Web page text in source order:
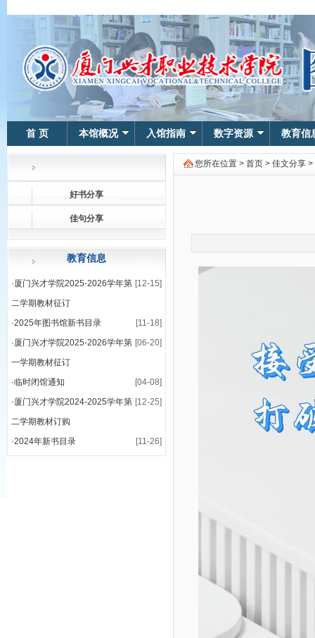
首 页 本馆概况 入馆指南 数字资源 教育信
好书分享
佳句分享
教育信息
[12-15]
·厦门兴才学院2025-2026学年第
二学期教材征订
[11-18]
·2025年图书馆新书目录
[06-20]
·厦门兴才学院2025-2026学年第
一学期教材征订
[04-08]
·临时闭馆通知
[12-25]
·厦门兴才学院2024-2025学年第
二学期教材订购
[11-26]
·2024年新书目录
您所在位置 > 首页 > 佳文分享 >